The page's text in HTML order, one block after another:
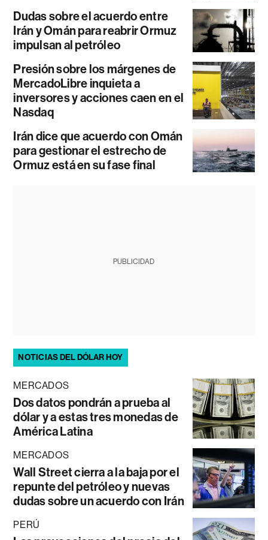
Dudas sobre el acuerdo entre
Irán y Omán para reabrir Ormuz
impulsan al petróleo
Presión sobre los márgenes de
MercadoLibre inquieta a
inversores y acciones caen en el
Nasdaq
Irán dice que acuerdo con Omán
para gestionar el estrecho de
Ormuz está en su fase final
PUBLICIDAD
NOTICIAS DEL DÓLAR HOY
MERCADOS
Dos datos pondrán a prueba al
dólar y a estas tres monedas de
América Latina
MERCADOS
Wall Street cierra a la baja por el
repunte del petróleo y nuevas
dudas sobre un acuerdo con Irán
PERÚ